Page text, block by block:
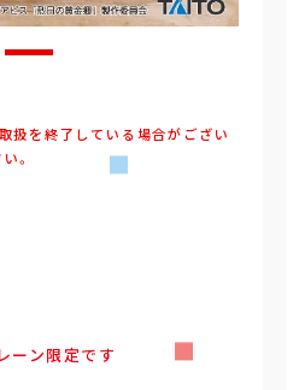
扱を終了している場合がござい
。
ーン限定です